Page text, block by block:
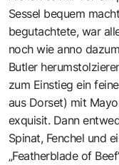
Sessel bequem
begutachtete, war
noch wie anno
Butler
zum Einstieg ein
aus Dorset) mit
exquisit. Dann
Spinat, Fenchel und
„Featherblade of